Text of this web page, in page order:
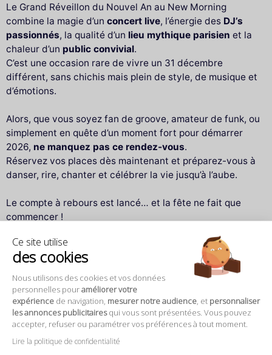
Ce site utilise
des cookies
Nous utilisons des cookies et vos données
personnelles pouraméliorer votre
expérience de navigation, mesurer notre audience , et personnaliser
les annonces publicitairesqui vous sont présentées. Vous pouvez
accepter, refuser ou paramétrer vos préférences à tout moment.
Lire la politique de confidentialité
Le Grand Réveillon du Nouvel An au New Morning
combine la magie d’un concert live, l’énergie des DJ’s
passionnés, la qualité d’un lieu mythique parisien et la
chaleur d’un public convivial.
C’est une occasion rare de vivre un 31 décembre
différent, sans chichis mais plein de style, de musique et
d’émotions.
Alors, que vous soyez fan de groove, amateur de funk, ou
simplement en quête d’un moment fort pour démarrer
2026, ne manquez pas ce rendez-vous.
Réservez vos places dès maintenant et préparez-vous à
danser, rire, chanter et célébrer la vie jusqu’à l’aube.
Le compte à rebours est lancé… et la fête ne fait que
commencer !
Questions fréquentes
Où se déroule la soirée ?